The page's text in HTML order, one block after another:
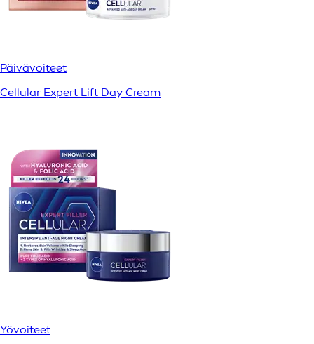
Päivävoiteet
Cellular Expert Lift Day Cream
Yövoiteet